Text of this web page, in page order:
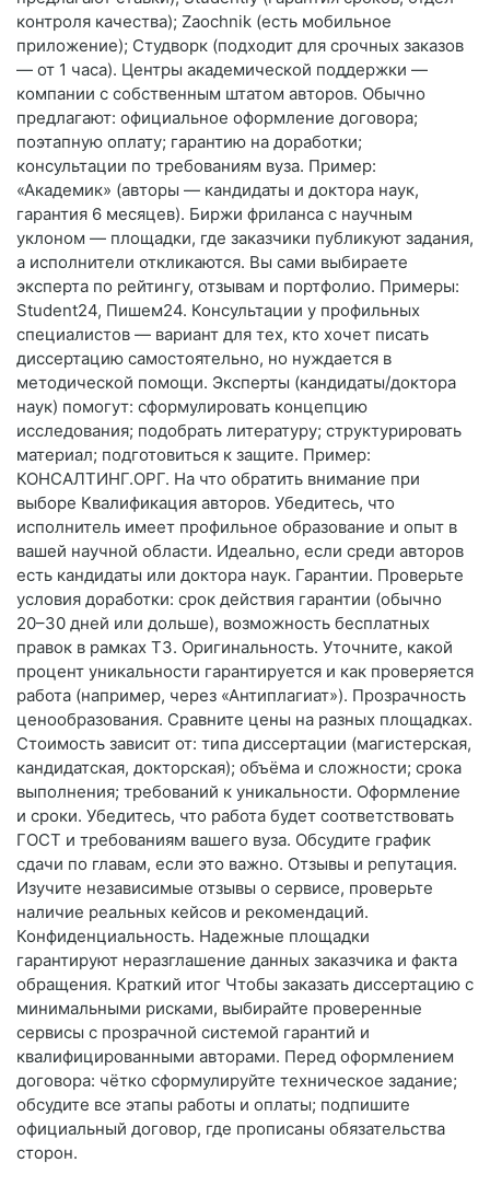
контроля качества); Zaochnik (есть мобильное
приложение); Студворк (подходит для срочных заказов
— от 1 часа). Центры академической поддержки —
компании с собственным штатом авторов. Обычно
предлагают: официальное оформление договора;
поэтапную оплату; гарантию на доработки;
консультации по требованиям вуза. Пример:
«Академик» (авторы — кандидаты и доктора наук,
гарантия 6 месяцев). Биржи фриланса с научным
уклоном — площадки, где заказчики публикуют задания,
а исполнители откликаются. Вы сами выбираете
эксперта по рейтингу, отзывам и портфолио. Примеры:
Student24, Пишем24. Консультации у профильных
специалистов — вариант для тех, кто хочет писать
диссертацию самостоятельно, но нуждается в
методической помощи. Эксперты (кандидаты/доктора
наук) помогут: сформулировать концепцию
исследования; подобрать литературу; структурировать
материал; подготовиться к защите. Пример:
КОНСАЛТИНГ.ОРГ. На что обратить внимание при
выборе Квалификация авторов. Убедитесь, что
исполнитель имеет профильное образование и опыт в
вашей научной области. Идеально, если среди авторов
есть кандидаты или доктора наук. Гарантии. Проверьте
условия доработки: срок действия гарантии (обычно
20–30 дней или дольше), возможность бесплатных
правок в рамках ТЗ. Оригинальность. Уточните, какой
процент уникальности гарантируется и как проверяется
работа (например, через «Антиплагиат»). Прозрачность
ценообразования. Сравните цены на разных площадках.
Стоимость зависит от: типа диссертации (магистерская,
кандидатская, докторская); объёма и сложности; срока
выполнения; требований к уникальности. Оформление
и сроки. Убедитесь, что работа будет соответствовать
ГОСТ и требованиям вашего вуза. Обсудите график
сдачи по главам, если это важно. Отзывы и репутация.
Изучите независимые отзывы о сервисе, проверьте
наличие реальных кейсов и рекомендаций.
Конфиденциальность. Надежные площадки
гарантируют неразглашение данных заказчика и факта
обращения. Краткий итог Чтобы заказать диссертацию с
минимальными рисками, выбирайте проверенные
сервисы с прозрачной системой гарантий и
квалифицированными авторами. Перед оформлением
договора: чётко сформулируйте техническое задание;
обсудите все этапы работы и оплаты; подпишите
официальный договор, где прописаны обязательства
сторон.